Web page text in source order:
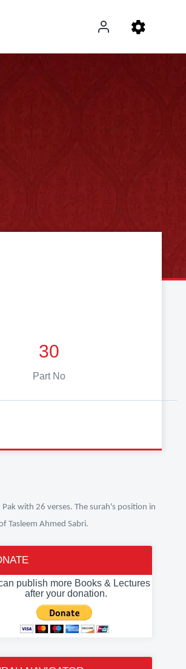
30
Part No
with 26 verses. The surah's position in
Tasleem Ahmed Sabri.
publish more Books & Lectures
after your donation.